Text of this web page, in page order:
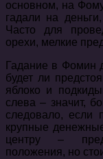
основном, на
гадали на
Часто для
орехи, мелкие
Гадание в Фомин
будет ли
яблоко и
слева – значит,
следовало, если
крупные
центру –
положения, но